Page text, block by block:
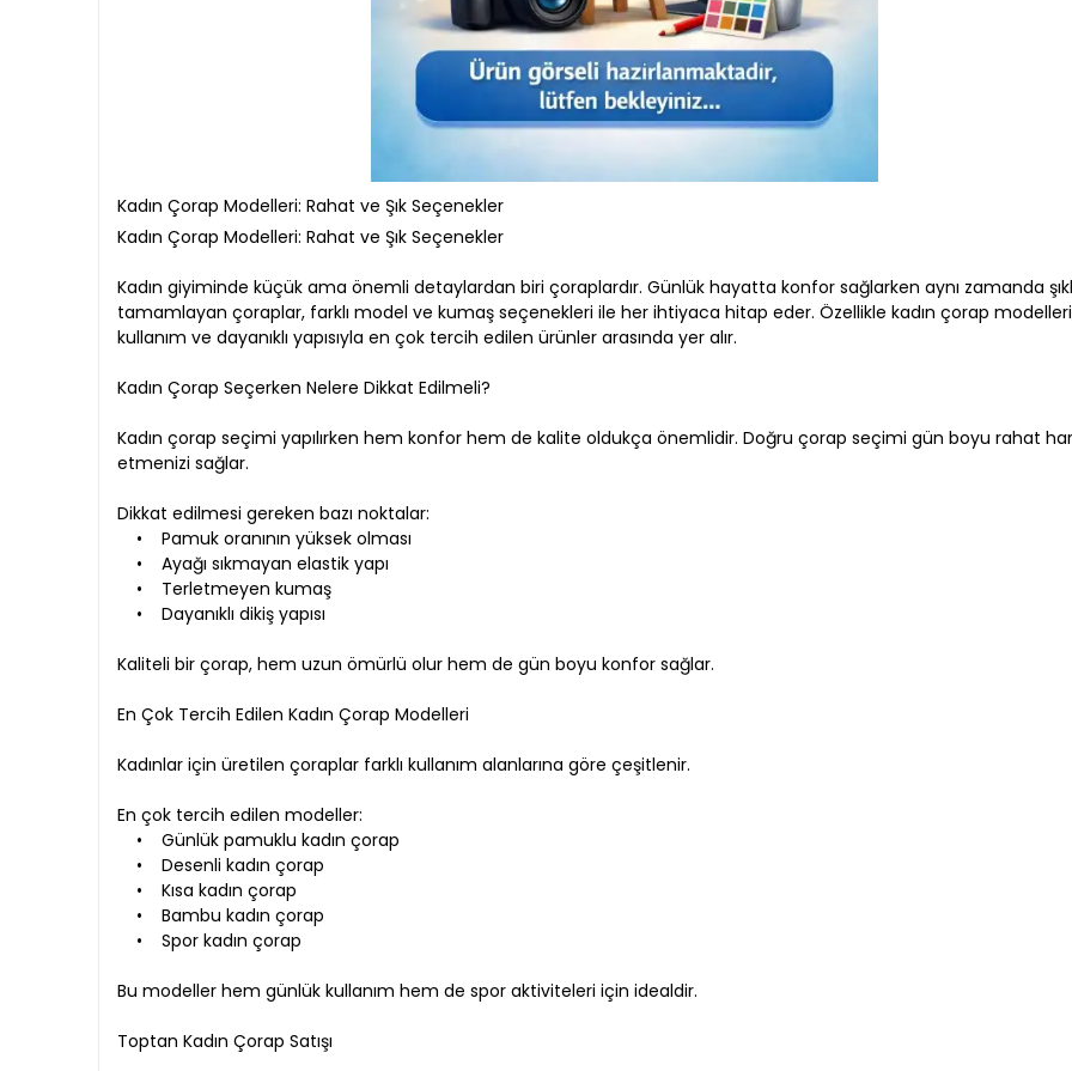
Kadın Çorap Modelleri: Rahat ve Şık Seçenekler
Kadın Çorap Modelleri: Rahat ve Şık Seçenekler
Kadın giyiminde küçük ama önemli detaylardan biri çoraplardır. Günlük hayatta konfor sağlarken aynı zamanda
tamamlayan çoraplar, farklı model ve kumaş seçenekleri ile her ihtiyaca hitap eder. Özellikle kadın çorap
kullanım ve dayanıklı yapısıyla en çok tercih edilen ürünler arasında yer alır.
Kadın Çorap Seçerken Nelere Dikkat Edilmeli?
Kadın çorap seçimi yapılırken hem konfor hem de kalite oldukça önemlidir. Doğru çorap seçimi gün boyu rahat
etmenizi sağlar.
Dikkat edilmesi gereken bazı noktalar:
• Pamuk oranının yüksek olması
• Ayağı sıkmayan elastik yapı
• Terletmeyen kumaş
• Dayanıklı dikiş yapısı
Kaliteli bir çorap, hem uzun ömürlü olur hem de gün boyu konfor sağlar.
En Çok Tercih Edilen Kadın Çorap Modelleri
Kadınlar için üretilen çoraplar farklı kullanım alanlarına göre çeşitlenir.
En çok tercih edilen modeller:
• Günlük pamuklu kadın çorap
• Desenli kadın çorap
• Kısa kadın çorap
• Bambu kadın çorap
• Spor kadın çorap
Bu modeller hem günlük kullanım hem de spor aktiviteleri için idealdir.
Toptan Kadın Çorap Satışı